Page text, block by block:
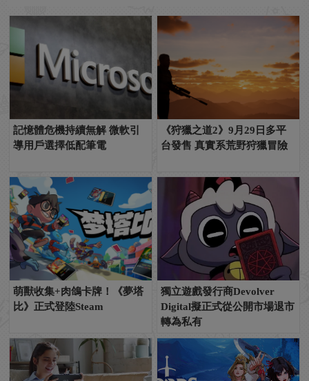
記憶體危機持續無解 微軟引
導用戶選擇低配筆電
《狩獵之道2》9月29日多平
台發售 真實系荒野狩獵冒險
萌獸收集+肉鴿卡牌！《夢塔
比》正式登陸Steam
獨立遊戲發行商Devolver
Digital擬正式從公開市場退市
轉為私有